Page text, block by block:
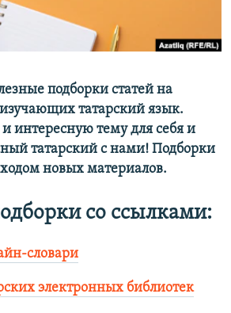
подборки статей на
татарский язык.
интересную тему для себя и
татарский с нами! Подборки
новых материалов.
со ссылками:
словари
электронных библиотек